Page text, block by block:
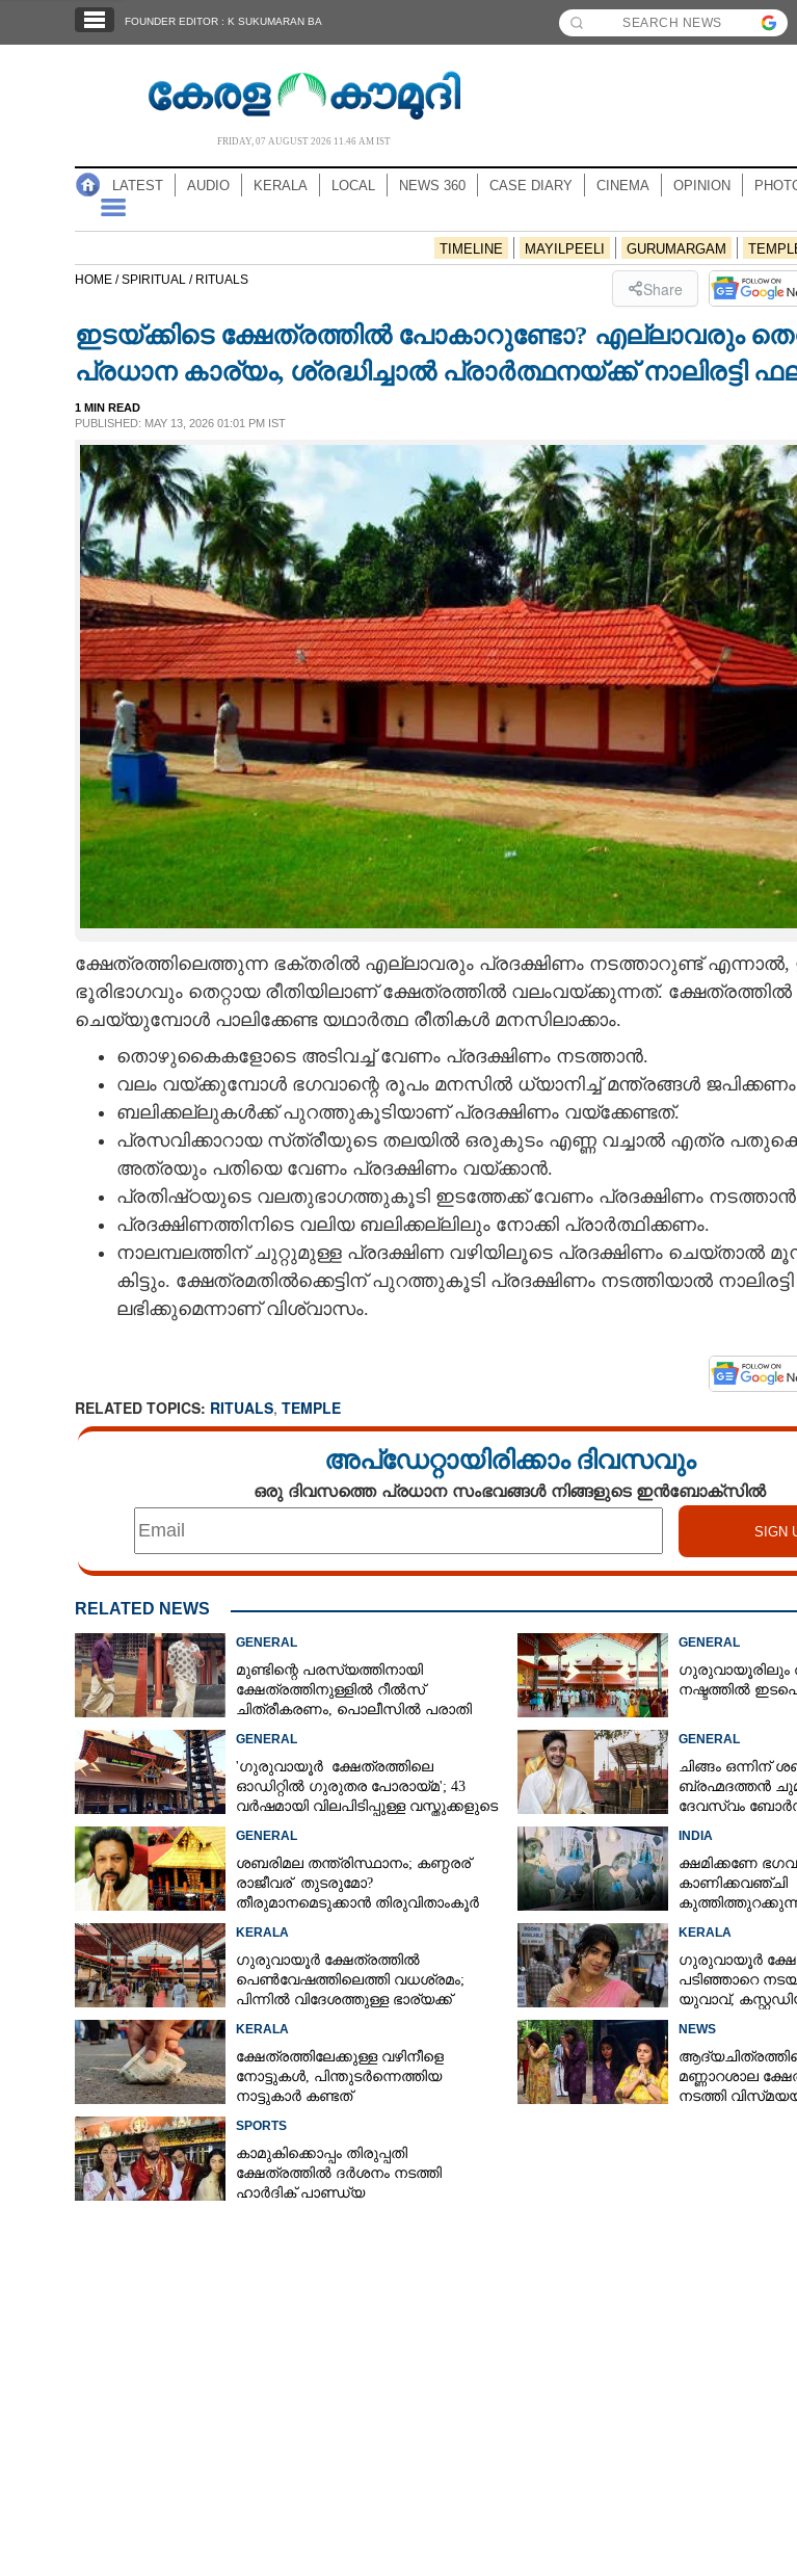
NOTIFIED NEWS
CASE DIARY
LIFESTYLE
SPIRITUAL
CARTOONS
LITERATURE
CONTACT US
FOUNDER EDITOR : K SUKUMARAN BA
FRIDAY, 07 AUGUST 2026 11.46 AM IST
LATEST AUDIO KERALA LOCAL NEWS 360 CASE DIARY CINEMA OPINION
TIMELINE MAYILPEELI GURUMARGAM
HOME /SPIRITUAL / RITUALS Share
ഇടയ്‌ക്കിടെ ക്ഷേത്രത്തിൽ പോകാറുണ്ടോ? എല്ലാവരും
പ്രധാന കാര്യം, ശ്രദ്ധിച്ചാൽ പ്രാർത്ഥനയ്‌ക്ക് നാലിരട്ടി
1 MIN READ
PUBLISHED: MAY 13, 2026 01:01 PM IST
ക്ഷേത്രത്തിലെത്തുന്ന ഭക്തരിൽ എല്ലാവരും പ്രദക്ഷിണം നടത്താറുണ്ട് എന്നാൽ,
ഭൂരിഭാഗവും തെറ്റായ രീതിയിലാണ് ക്ഷേത്രത്തിൽ വലംവയ്‌ക്കുന്നത്. ക്ഷേത്രത്തിൽ
ചെയ്യുമ്പോൾ പാലിക്കേണ്ട യഥാർത്ഥ രീതികൾ മനസിലാക്കാം.
തൊഴുകൈകളോടെ അടിവച്ച് വേണം പ്രദക്ഷിണം നടത്താൻ.
വലം വയ്‌ക്കുമ്പോൾ ഭഗവാന്റെ രൂപം മനസിൽ ധ്യാനിച്ച് മന്ത്രങ്ങൾ
ബലിക്കല്ലുകൾക്ക് പുറത്തുകൂടിയാണ് പ്രദക്ഷിണം വയ്‌ക്കേണ്ടത്.
പ്രസവിക്കാറായ സ്‌ത്രീയുടെ തലയിൽ ഒരുകുടം എണ്ണ വച്ചാൽ എത്ര
അത്രയും പതിയെ വേണം പ്രദക്ഷിണം വയ്‌ക്കാൻ.
പ്രതിഷ്‌ഠയുടെ വലതുഭാഗത്തുകൂടി ഇടത്തേക്ക് വേണം പ്രദക്ഷിണം
പ്രദക്ഷിണത്തിനിടെ വലിയ ബലിക്കല്ലിലും നോക്കി പ്രാർത്ഥിക്കണം.
നാലമ്പലത്തിന് ചുറ്റുമുള്ള പ്രദക്ഷിണ വഴിയിലൂടെ പ്രദക്ഷിണം ചെയ്‌താൽ
കിട്ടും. ക്ഷേത്രമതിൽക്കെട്ടിന് പുറത്തുകൂടി പ്രദക്ഷിണം നടത്തിയാൽ
ലഭിക്കുമെന്നാണ് വിശ്വാസം.
RELATED TOPICS: RITUALS, TEMPLE
അപ്ഡേറ്റായിരിക്കാം ദിവസവും
ഒരു ദിവസത്തെ പ്രധാന സംഭവങ്ങൾ നിങ്ങളുടെ ഇൻബോക്സിൽ
RELATED NEWS
GENERAL
മുണ്ടിന്റെ പരസ്യത്തിനായി
ക്ഷേത്രത്തിനുള്ളിൽ റീൽസ്
ചിത്രീകരണം, പൊലീസിൽ പരാതി
GENERAL
ഗുരുവായൂരിലും
നഷ്ടത്തിൽ
GENERAL
'ഗുരുവായൂർ ക്ഷേത്രത്തിലെ
ഓഡിറ്റിൽ ഗുരുതര പോരായ്മ'; 43
വർഷമായി വിലപിടിപ്പുള്ള വസ്തുക്കളുടെ
GENERAL
ചിങ്ങം ഒന്നിന്
ബ്രഹ്മദത്തൻ
ദേവസ്വം
GENERAL
ശബരിമല തന്ത്രിസ്ഥാനം; കണ്ഠരര്
രാജീവര് തുടരുമോ?
തീരുമാനമെടുക്കാൻ തിരുവിതാംകൂർ
INDIA
ക്ഷമിക്കണേ
കാണിക്കവഞ്ചി
KERALA
ഗുരുവായൂർ ക്ഷേത്രത്തിൽ
പെൺവേഷത്തിലെത്തി വധശ്രമം;
പിന്നിൽ വിദേശത്തുള്ള ഭാര്യക്ക്
KERALA
ഗുരുവായൂർ
പടിഞ്ഞാറെ
യുവാവ്,​
KERALA
ക്ഷേത്രത്തിലേക്കുള്ള വഴിനീളെ
നോട്ടുകൾ,​ പിന്തുടർന്നെത്തിയ
നാട്ടുകാർ കണ്ടത്
NEWS
മണ്ണാറശാല
നടത്തി
SPORTS
കാമുകിക്കൊപ്പം തിരുപ്പതി
ക്ഷേത്രത്തിൽ ദർശനം നടത്തി
ഹാർദിക് പാണ്ഡ്യ
ഇടയ്‌ക്കിടെ ക്ഷേത്രത്തിൽ പോകാറുണ്ടോ?
എല്ലാവരും തെറ്റിക്കുന്ന പ്രധാന കാര്യം,
ശ്രദ്ധിച്ചാൽ പ്രാർത്ഥനയ്‌ക്ക് നാലിരട്ടി